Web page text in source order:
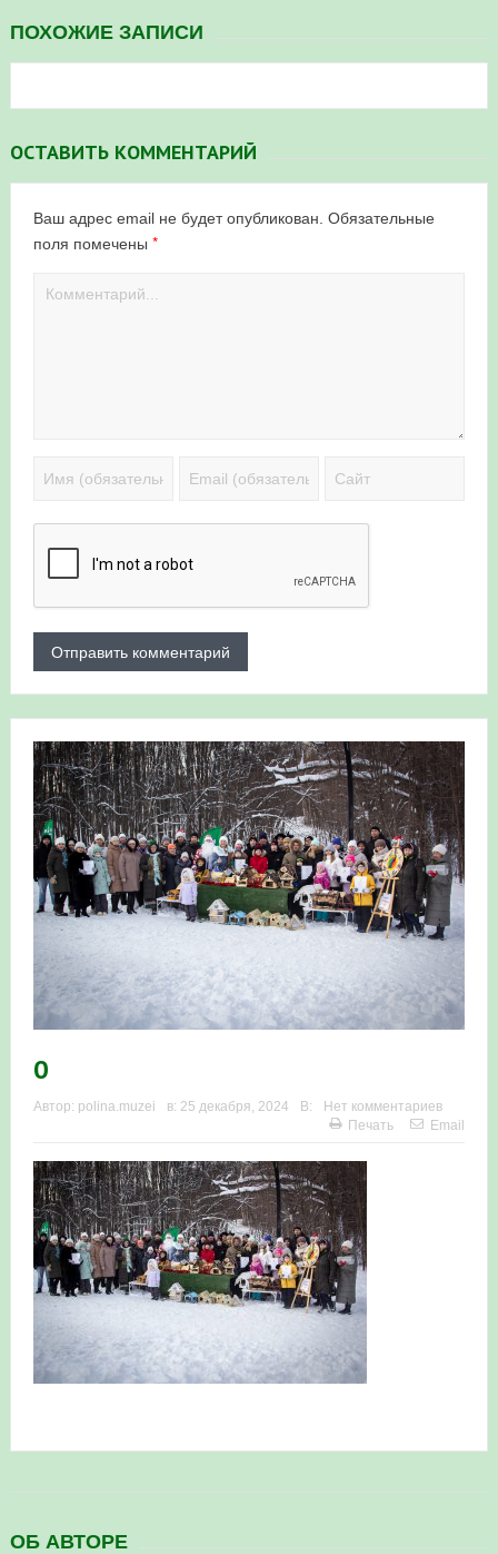
ПОХОЖИЕ ЗАПИСИ
ОСТАВИТЬ КОММЕНТАРИЙ
Ваш адрес email не будет опубликован. Обязательные
поля помечены *
0
Автор: polina.muzei в: 25 декабря, 2024 В:
Нет комментариев
Печать
Email
ОБ АВТОРЕ